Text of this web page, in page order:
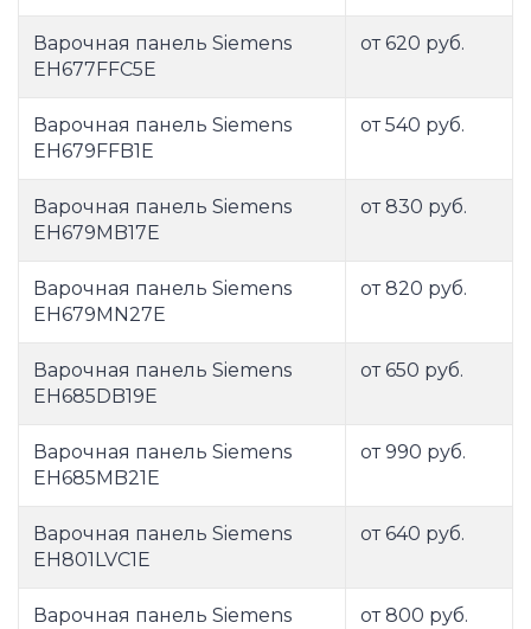
Варочная панель Siemens
EH677FFC5E
от 620 руб.
Варочная панель Siemens
EH679FFB1E
от 540 руб.
Варочная панель Siemens
EH679MB17E
от 830 руб.
Варочная панель Siemens
EH679MN27E
от 820 руб.
Варочная панель Siemens
EH685DB19E
от 650 руб.
Варочная панель Siemens
EH685MB21E
от 990 руб.
Варочная панель Siemens
EH801LVC1E
от 640 руб.
Варочная панель Siemens
от 800 руб.